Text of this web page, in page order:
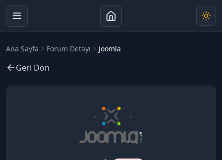
Ana Sayfa Forum Detayı Joomla
Geri Dön